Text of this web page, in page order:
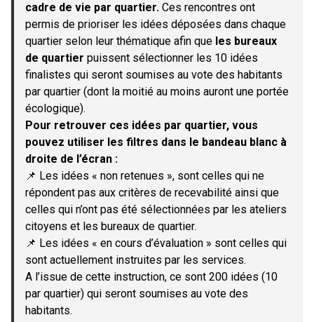
cadre de vie par quartier. Ces rencontres ont
permis de prioriser les idées déposées dans chaque
quartier selon leur thématique afin que les bureaux
de quartier puissent sélectionner les 10 idées
finalistes qui seront soumises au vote des habitants
par quartier (dont la moitié au moins auront une portée
écologique).
Pour retrouver ces idées par quartier, vous
pouvez utiliser les filtres dans le bandeau blanc à
droite de l’écran :
📌 Les idées « non retenues », sont celles qui ne
répondent pas aux critères de recevabilité ainsi que
celles qui n’ont pas été sélectionnées par les ateliers
citoyens et les bureaux de quartier.
📌 Les idées « en cours d’évaluation » sont celles qui
sont actuellement instruites par les services.
A l’issue de cette instruction, ce sont 200 idées (10
par quartier) qui seront soumises au vote des
habitants.